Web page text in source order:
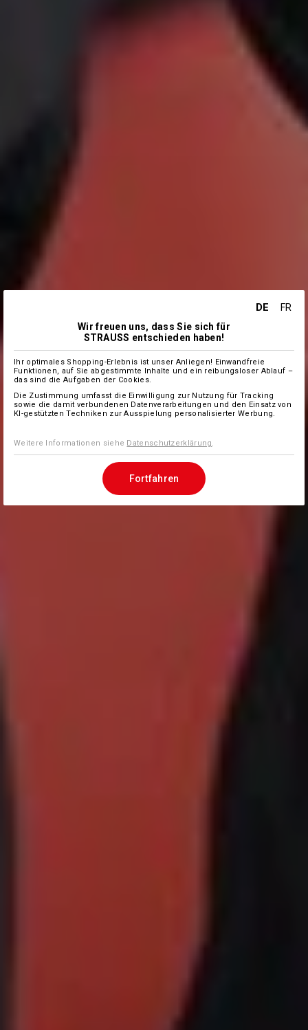
DE
FR
Wir freuen uns, dass Sie sich für
STRAUSS entschieden haben!
Ihr optimales Shopping-Erlebnis ist unser Anliegen! Einwandfreie
Funktionen, auf Sie abgestimmte Inhalte und ein reibungsloser Ablauf –
das sind die Aufgaben der Cookies.
Die Zustimmung umfasst die Einwilligung zur Nutzung für Tracking
sowie die damit verbundenen Datenverarbeitungen und den Einsatz von
KI-gestützten Techniken zur Ausspielung personalisierter Werbung.
Weitere Informationen siehe Datenschutzerklärung
Fortfahren